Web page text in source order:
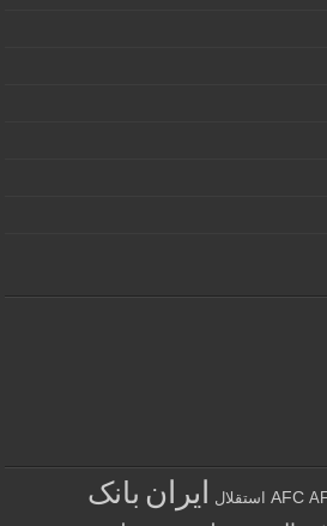
AFC استقلال ایران بانک